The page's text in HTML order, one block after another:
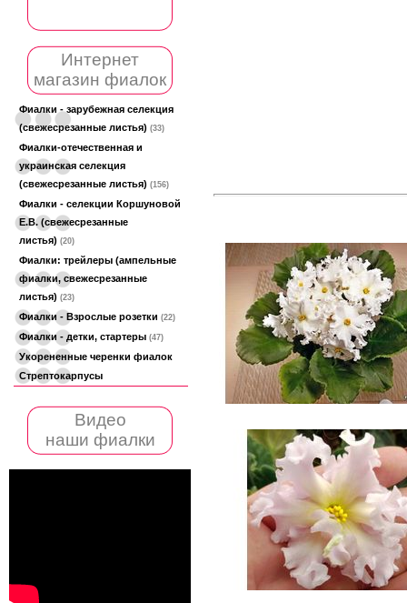
Интернет
магазин фиалок
Фиалки - зарубежная селекция
(свежесрезанные листья) (33)
Фиалки-отечественная и
украинская селекция
(свежесрезанные листья) (156)
Фиалки - селекции Коршуновой
Е.В. (свежесрезанные
листья) (20)
Фиалки: трейлеры (ампельные
фиалки, свежесрезанные
листья) (23)
Фиалки - Взрослые розетки (22)
Фиалки - детки, стартеры (47)
Укорененные черенки фиалок
Стрептокарпусы
Видео
наши фиалки